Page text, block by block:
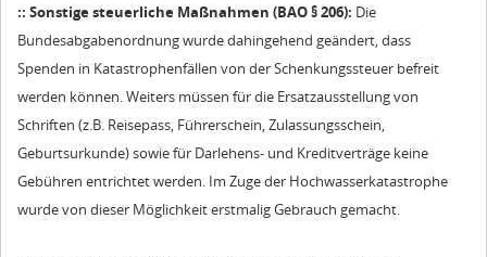
:: Sonstige steuerliche Maßnahmen (BAO § 206): Die
Bundesabgabenordnung wurde dahingehend geändert, dass
Spenden in Katastrophenfällen von der Schenkungssteuer befreit
werden können. Weiters müssen für die Ersatzausstellung von
Schriften (z.B. Reisepass, Führerschein, Zulassungsschein,
Geburtsurkunde) sowie für Darlehens- und Kreditverträge keine
Gebühren entrichtet werden. Im Zuge der Hochwasserkatastrophe
wurde von dieser Möglichkeit erstmalig Gebrauch gemacht.